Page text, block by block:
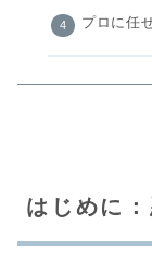
プロに任
はじめに